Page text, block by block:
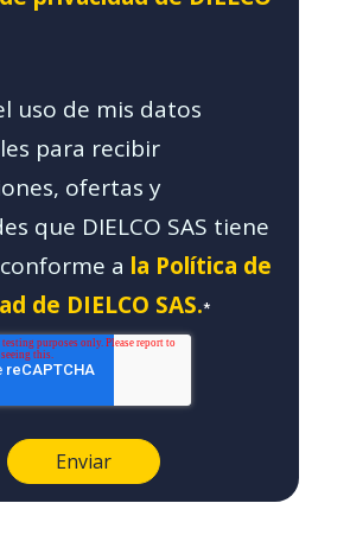
uso de mis datos
para recibir
ofertas y
que DIELCO SAS tiene
a la Política de
de DIELCO SAS.*